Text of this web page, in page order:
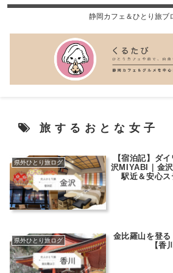
静岡カフェ＆ひとり旅ブ
旅するおとな女子
県外ひとり旅ログ
【宿泊記】ダ
沢MIYABI｜金
駅近＆安心ス
県外ひとり旅ログ
金比羅山を登
【香